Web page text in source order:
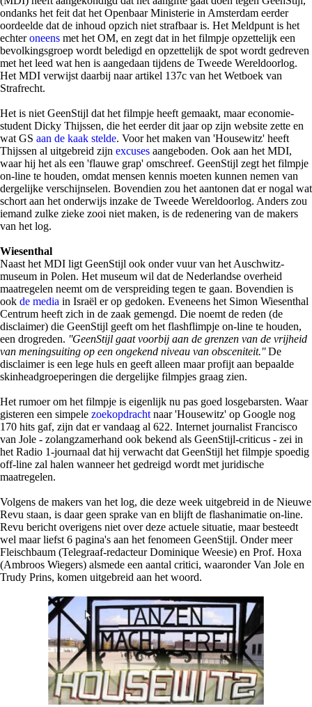
ondanks het feit dat het Openbaar Ministerie in Amsterdam eerder
oordeelde dat de inhoud opzich niet strafbaar is. Het Meldpunt is het
echteroneens met het OM, en zegt dat in het filmpje opzettelijk een
bevolkingsgroep wordt beledigd en opzettelijk de spot wordt gedreven
met het leed wat hen is aangedaan tijdens de Tweede Wereldoorlog.
Het MDI verwijst daarbij naar artikel 137c van het Wetboek van
Strafrecht.
Het is niet GeenStijl dat het filmpje heeft gemaakt, maar economie-
student Dicky Thijssen, die het eerder dit jaar op zijn website zette en
wat GS aan de kaak stelde. Voor het maken van 'Housewitz' heeft
Thijssen al uitgebreid zijn excuses aangeboden. Ook aan het MDI,
waar hij het als een 'flauwe grap' omschreef. GeenStijl zegt het filmpje
on-line te houden, omdat mensen kennis moeten kunnen nemen van
dergelijke verschijnselen. Bovendien zou het aantonen dat er nogal wat
schort aan het onderwijs inzake de Tweede Wereldoorlog. Anders zou
iemand zulke zieke zooi niet maken, is de redenering van de makers
van het log.
Wiesenthal
Naast het MDI ligt GeenStijl ook onder vuur van het Auschwitz-
museum in Polen. Het museum wil dat de Nederlandse overheid
maatregelen neemt om de verspreiding tegen te gaan. Bovendien is
ook de media in Israël er op gedoken. Eveneens het Simon Wiesenthal
Centrum heeft zich in de zaak gemengd. Die noemt de reden (de
disclaimer) die GeenStijl geeft om het flashflimpje on-line te houden,
een drogreden. ''GeenStijl gaat voorbij aan de grenzen van de vrijheid
van meningsuiting op een ongekend niveau van obsceniteit.''De
disclaimer is een lege huls en geeft alleen maar profijt aan bepaalde
skinheadgroeperingen die dergelijke filmpjes graag zien.
Het rumoer om het filmpje is eigenlijk nu pas goed losgebarsten. Waar
gisteren een simpele zoekopdracht naar 'Housewitz' op Google nog
170 hits gaf, zijn dat er vandaag al 622. Internet journalist Francisco
van Jole - zolangzamerhand ook bekend als GeenStijl-criticus - zei in
het Radio 1-journaal dat hij verwacht dat GeenStijl het filmpje spoedig
off-line zal halen wanneer het gedreigd wordt met juridische
maatregelen.
Volgens de makers van het log, die deze week uitgebreid in de Nieuwe
Revu staan, is daar geen sprake van en blijft de flashanimatie on-line.
Revu bericht overigens niet over deze actuele situatie, maar besteedt
wel maar liefst 6 pagina's aan het fenomeen GeenStijl. Onder meer
Fleischbaum (Telegraaf-redacteur Dominique Weesie) en Prof. Hoxa
(Ambroos Wiegers) alsmede een aantal critici, waaronder Van Jole en
Trudy Prins, komen uitgebreid aan het woord.